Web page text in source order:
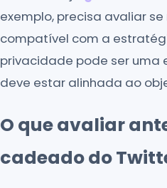
exemplo, precisa avaliar
compatível com a
privacidade pode ser uma
deve estar alinhada ao
O que avaliar
cadeado do